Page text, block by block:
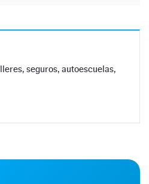
seguros, autoescuelas,